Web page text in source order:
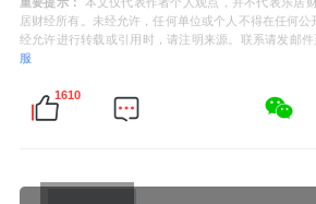
居财经所有。未经允许，任何单位或个人不得在任何公
经允许进行转载或引用时，请注明来源。联系请发邮件
服
1610